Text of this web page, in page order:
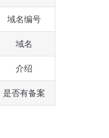
域名编号
域名
介绍
是否有备案